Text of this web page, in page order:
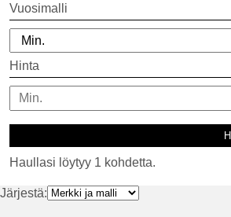
Vuosimalli
Hinta
Haullasi löytyy 1 kohdetta.
Järjestä: